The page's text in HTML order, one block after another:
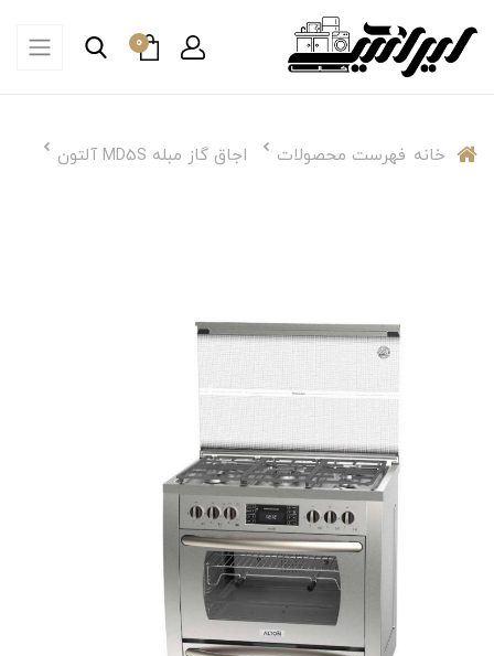
0
خانه فهرست محصولات اجاق گاز مبله MD5S آلتون